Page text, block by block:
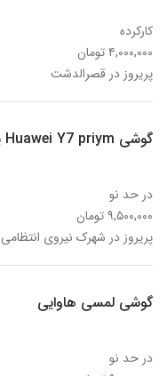
کارکرده
۴,۰۰۰,۰۰۰ تومان
پریروز در قصرالدشت
گوشی Huawei Y7 priym یا هوای Y7p
در حد نو
۹,۵۰۰,۰۰۰ تومان
پریروز در شهرک نیروی انتظامی
گوشی لمسی هاوایی
در حد نو